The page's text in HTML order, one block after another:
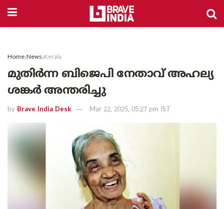
Home News Kerala
മുതിർന്ന ബിജെപി നേതാവ് അഹല്യ
ശങ്കർ അന്തരിച്ചു
by Brave India Desk Mar 22, 2025, 05:27 pm IST